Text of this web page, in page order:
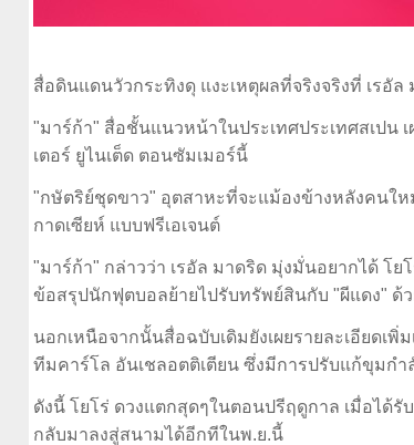
สื่อดินแดนวัวกระทิงดุ แงะเหตุผลที่จริงจริงที่ เรอั
"มาร์ก้า" สื่อชั้นแนวหน้าในประเทศประเทศสเปน
เตอร์ ยูไนเต็ด ตอนซัมเมอร์นี้
"กษัตริย์ชุดขาว" อุตสาหะที่จะแม้องข้างหลังคนให
กาดเซียห์ แบบฟรีเอเจนต์
"มาร์ก้า" กล่าวว่า เรอัล มาดริด มุ่งมั่นอยากได้ โ
ข้อสรุปนักฟุตบอลย้ายไปรับทรัพย์สินกับ "ผีแดง" ด้
นอกเหนือจากนั้นสื่อฉบับเดิมยังเผยรายละเอียดเ
ทีมคาร์โล อันเชลอตติเตียน ซึ่งมีการปรับแก้ขุมก
ดังนี้ โยโร่ ดวงแตกสุดๆในตอนปรีฤดูกาล เมื่อได้
กลับมาลงสู่สนามได้อีกทีในพ.ย.นี้